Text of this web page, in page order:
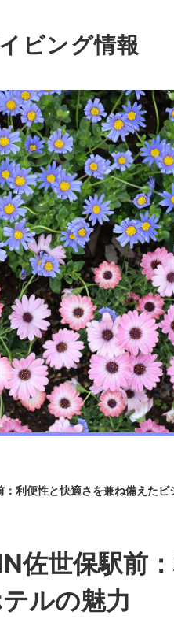
ビング情報
利便性と快適さを兼ね備えたビ
佐世保駅前
ルの魅力